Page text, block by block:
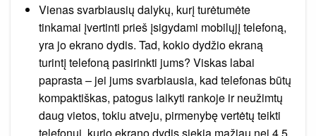
Vienas svarbiausių dalykų, kurį turėtumėte
tinkamai įvertinti prieš įsigydami mobilųjį telefoną,
yra jo ekrano dydis. Tad, kokio dydžio ekraną
turintį telefoną pasirinkti jums? Viskas labai
paprasta – jei jums svarbiausia, kad telefonas būtų
kompaktiškas, patogus laikyti rankoje ir neužimtų
daug vietos, tokiu atveju, pirmenybę vertėtų teikti
telefonui, kurio ekrano dydis siekia mažiau nei 4,5